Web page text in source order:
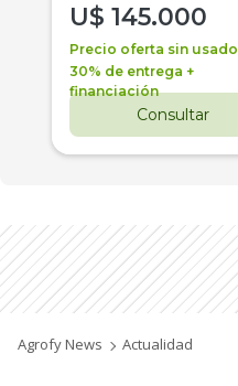
U$ 145.000
Precio oferta sin usado
30% de entrega +
financiación
Consultar
Agrofy News Actualidad